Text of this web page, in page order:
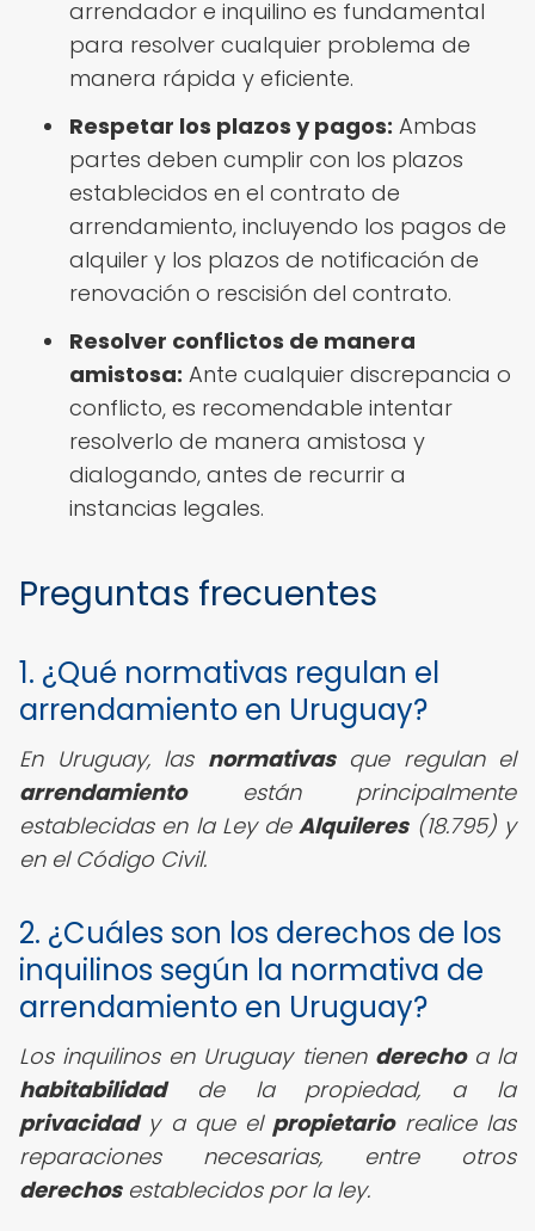
arrendador e inquilino es fundamental
para resolver cualquier problema de
manera rápida y eficiente.
Respetar los plazos y pagos: Ambas
partes deben cumplir con los plazos
establecidos en el contrato de
arrendamiento, incluyendo los pagos de
alquiler y los plazos de notificación de
renovación o rescisión del contrato.
Resolver conflictos de manera
amistosa: Ante cualquier discrepancia o
conflicto, es recomendable intentar
resolverlo de manera amistosa y
dialogando, antes de recurrir a
instancias legales.
Preguntas frecuentes
1. ¿Qué normativas regulan el
arrendamiento en Uruguay?
En Uruguay, las normativasque regulan el
arrendamientoestán principalmente
establecidas en la Ley deAlquileres(18.795) y
en el Código Civil.
2. ¿Cuáles son los derechos de los
inquilinos según la normativa de
arrendamiento en Uruguay?
Los inquilinos en Uruguay tienen derechoa la
habitabilidadde la propiedad, a la
privacidady a que el propietariorealice las
reparaciones necesarias, entre otros
derechosestablecidos por la ley.